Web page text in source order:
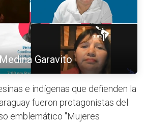
Garavito
e indígenas que defienden la
fueron protagonistas del
emblemático "Mujeres